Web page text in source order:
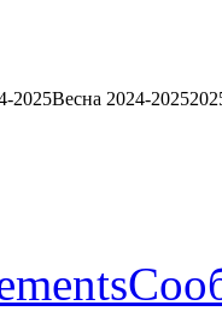
2025Весна 2024-2025